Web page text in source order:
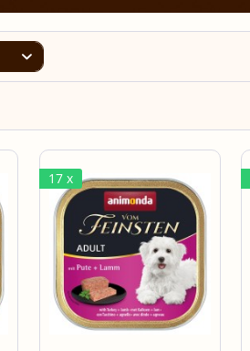
17 x